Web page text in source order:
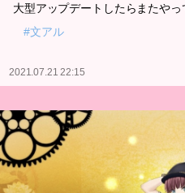
大型アップデートしたらまたやっ
#文アル
2021.07.21 22:15